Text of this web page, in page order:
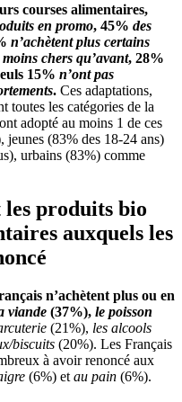
courses alimentaires,
en promo, 45% des
n’achètent plus certains
chers qu’avant, 28%
15% n’ont pas
. Ces adaptations,
toutes les catégories de la
adopté au moins 1 de ces
jeunes (83% des 18-24 ans)
urbains (83%) comme
les produits bio
auxquels les
n’achètent plus ou en
viande (37%), le poisson
(21%), les alcools
biscuits (20%). Les Français
à avoir renoncé aux
(6%) et au pain (6%).